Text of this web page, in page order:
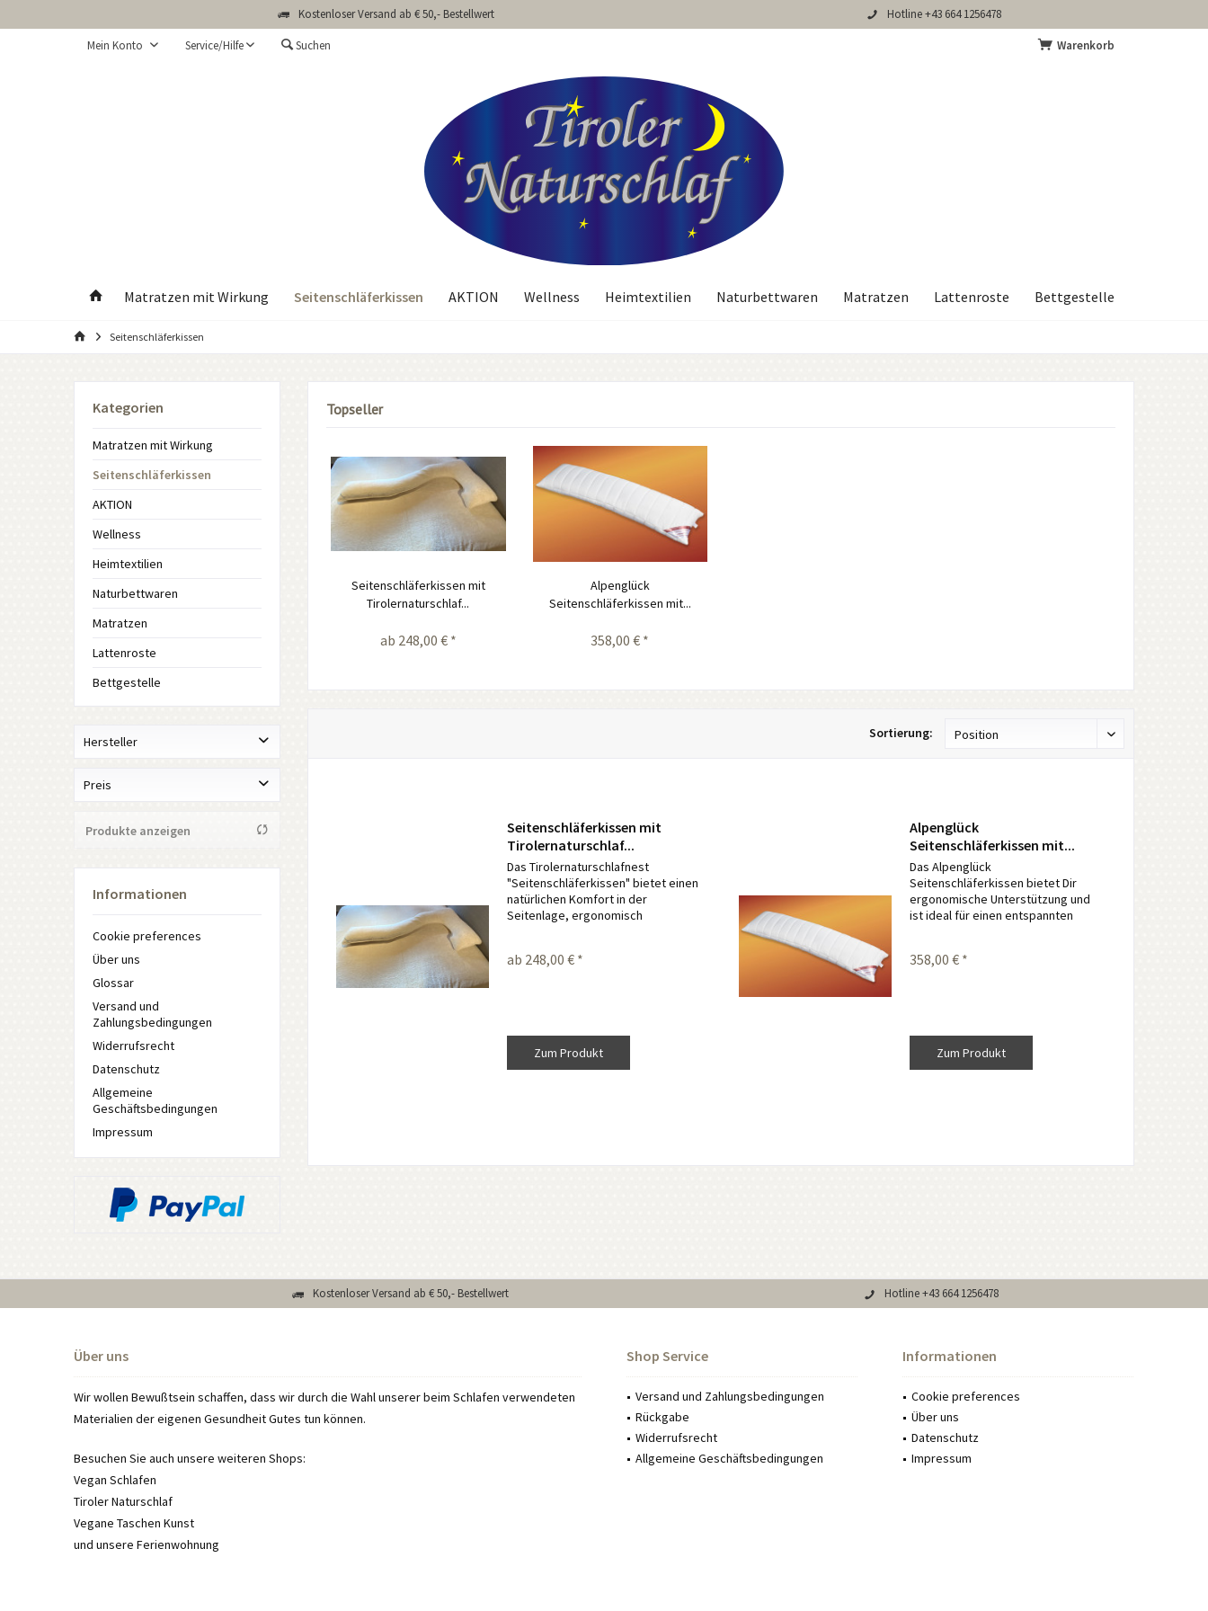
Kostenloser Versand ab € 50,- Bestellwert Hotline +43 664 1256478
Warenkorb
Mein Konto Service/Hilfe Suchen
Matratzen mit Wirkung Seitenschläferkissen AKTION Wellness Heimtextilien Naturbettwaren Matratzen Lattenroste Bettgestelle
Seitenschläferkissen
Kategorien
Matratzen mit Wirkung
Seitenschläferkissen
AKTION
Wellness
Heimtextilien
Naturbettwaren
Matratzen
Lattenroste
Bettgestelle
Hersteller
Eigenmarke Tirolernaturschlaf
Preis
248,00 €
Produkte anzeigen
Informationen
Cookie preferences
Über uns
Glossar
Versand und
Zahlungsbedingungen
Widerrufsrecht
Datenschutz
Allgemeine
Geschäftsbedingungen
Impressum
Topseller
Seitenschläferkissen mit
Tirolernaturschlaf...
ab 248,00 € *
Alpenglück
Seitenschläferkissen mit...
358,00 € *
Sortierung:
Seitenschläferkissen mit
Tirolernaturschlaf...
Das Tirolernaturschlafnest
"Seitenschläferkissen" bietet einen
natürlichen Komfort in der
Seitenlage, ergonomisch
Kissen für die Seitenlage,
ab 248,00 € *
Zum Produkt
Alpenglück
Seitenschläferkissen mit...
Das Alpenglück
Seitenschläferkissen bietet Dir
ergonomische Unterstützung und
ist ideal für einen entspannten
hilft Verspannungen zu lösen und
358,00 € *
Zum Produkt
Kostenloser Versand ab € 50,- Bestellwert Hotline +43 664 1256478
Über uns
Wir wollen Bewußtsein schaffen, dass wir durch die Wahl unserer beim Schlafen verwendeten
Materialien der eigenen Gesundheit Gutes tun können.
Besuchen Sie auch unsere weiteren Shops:
Vegan Schlafen
Tiroler Naturschlaf
Vegane Taschen Kunst
und unsere Ferienwohnung
Shop Service
Versand und Zahlungsbedingungen
Rückgabe
Widerrufsrecht
Allgemeine Geschäftsbedingungen
Informationen
Cookie preferences
Über uns
Datenschutz
Impressum